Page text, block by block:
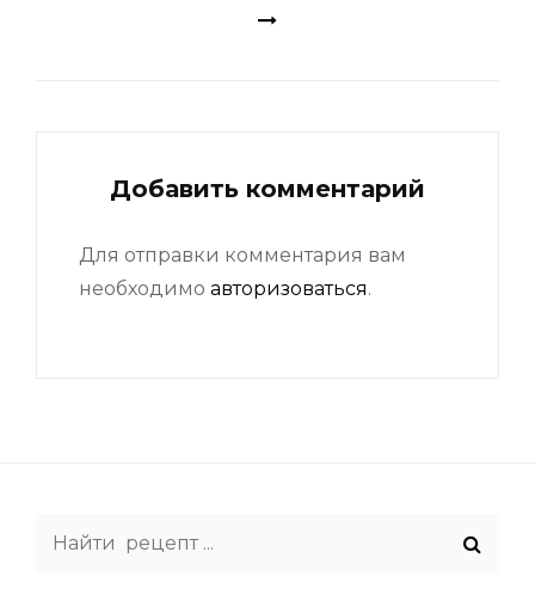
Добавить комментарий
Для отправки комментария вам
необходимо авторизоваться.